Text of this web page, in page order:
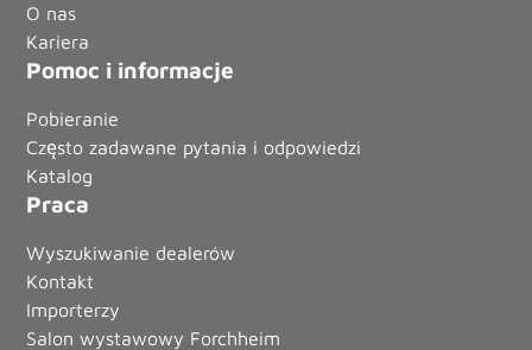
O nas
Kariera
Pomoc i informacje
Pobieranie
Często zadawane pytania i odpowiedzi
Katalog
Praca
Wyszukiwanie dealerów
Kontakt
Importerzy
Salon wystawowy Forchheim